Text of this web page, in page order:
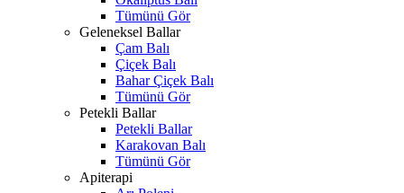
Tümünü Gör
Geleneksel Ballar
Çam Balı
Çiçek Balı
Bahar Çiçek Balı
Tümünü Gör
Petekli Ballar
Petekli Ballar
Karakovan Balı
Tümünü Gör
Apiterapi